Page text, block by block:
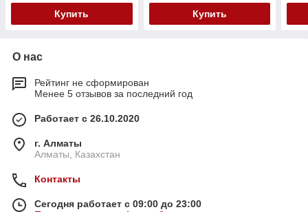
Купить Купить
О нас
Рейтинг не сформирован
Менее 5 отзывов за последний год
Работает с 26.10.2020
г. Алматы
Алматы, Казахстан
Контакты
Сегодня работает с 09:00 до 23:00